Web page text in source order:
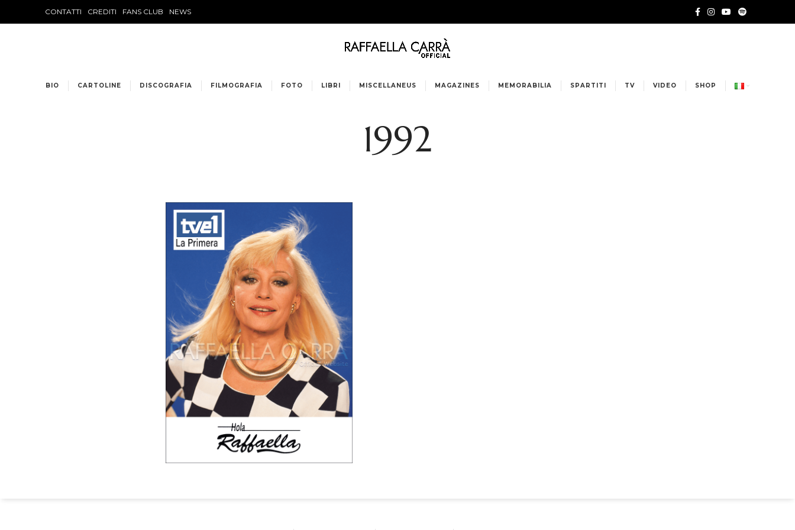
CONTATTI CREDITI FANS CLUB NEWS
BIO CARTOLINE DISCOGRAFIA FILMOGRAFIA FOTO LIBRI MISCELLANEUS MAGAZINES MEMORABILIA SPARTITI TV VIDEO SHOP
1992